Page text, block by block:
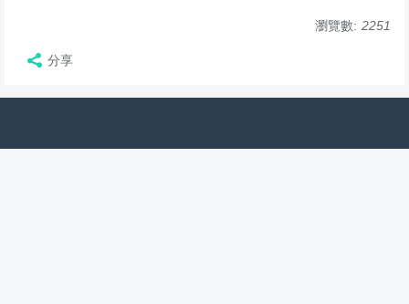
瀏覽數: 2251
分享